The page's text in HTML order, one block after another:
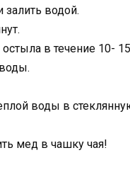
залить водой.
в течение 10-
воды в
мед в чашку чая!